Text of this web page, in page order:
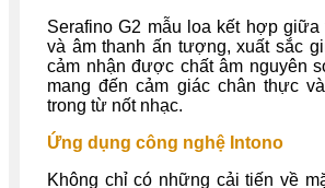
Serafino G2 mẫu loa kết hợp giữa
và âm thanh ấn tượng, xuất sắc
cảm nhận được chất âm nguyên
mang đến cảm giác chân thực
trong từ nốt nhạc.
Ứng dụng công nghệ Intono
Không chỉ có những cải tiến về